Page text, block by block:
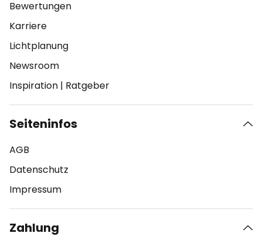
Bewertungen
Karriere
Lichtplanung
Newsroom
Inspiration | Ratgeber
Seiteninfos
AGB
Datenschutz
Impressum
Zahlung